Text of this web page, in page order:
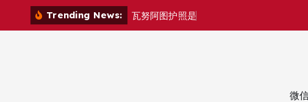
Trending News: 瓦努阿图护照是
微